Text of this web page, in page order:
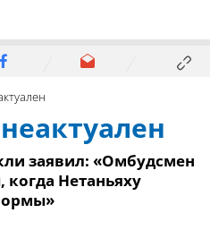
заявил: «Омбудсмен
когда Нетаньяху